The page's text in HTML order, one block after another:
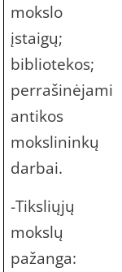
mokslo
įstaigų;
bibliotekos;
perrašinėjami
antikos
mokslininkų
darbai.
-Tiksliųjų
mokslų
pažanga: